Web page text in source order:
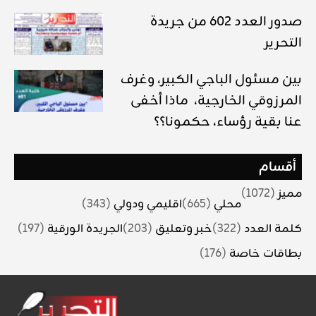
صدور العدد 602 من جريدة
التحرير
بين مسئول الباجي الكبير، وغرف
المرزوقي الخارجية، ماذا أخفى
عنا بقية رؤساء، حكمونا؟؟
أقسام
مميز(1072)
محلي (665) اقليمي ودولي (343)
كلمة العدد (322) خبر وتعليق (203) الجريدة الورقية (197)
بطاقات خاصة (176)